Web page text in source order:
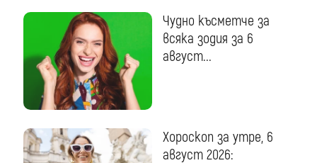
Чудно късметче за
всяка зодия за 6
август...
Хороскоп за утре, 6
август 2026: